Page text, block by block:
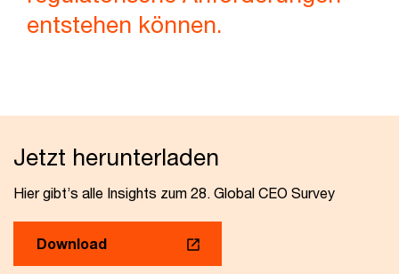
entstehen können.
Jetzt herunterladen
Hier gibt’s alle Insights zum 28. Global CEO Survey
Download